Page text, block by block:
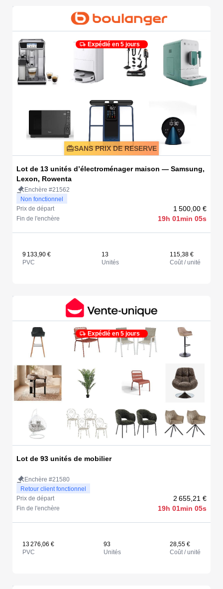
Expédié en 5 jours
SANS PRIX DE RESERVE
Lot de 13 unités d’électroménager maison — Samsung,
Lexon, Rowenta
Enchère #21562
Non fonctionnel
Prix de départ
1 500,00 €
Fin de l'enchère 19h 01min 05s
9 133,90 €
PVC
13
Unités
115,38 €
Coût / unité
Expédié en 5 jours
Lot de 93 unités de mobilier
Enchère #21580
Retour client fonctionnel
Prix de départ
2 655,21 €
Fin de l'enchère 19h 01min 05s
13 276,06 €
PVC
93
Unités
28,55 €
Coût / unité